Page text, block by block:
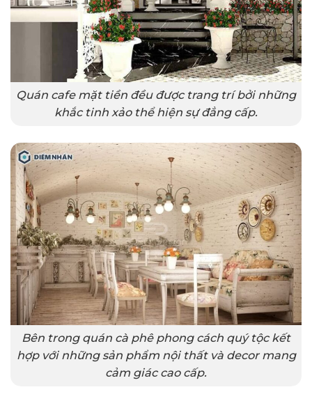
Quán cafe mặt tiền đều được trang trí bởi những
khắc tinh xảo thể hiện sự đẳng cấp.
Bên trong quán cà phê phong cách quý tộc kết
hợp với những sản phẩm nội thất và decor mang
cảm giác cao cấp.